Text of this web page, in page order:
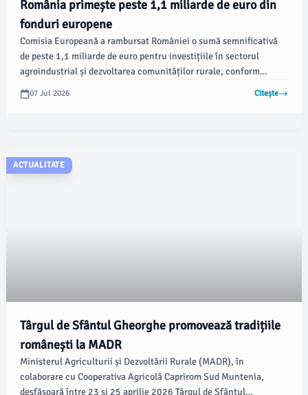
România primește peste 1,1 miliarde de euro din
fonduri europene
Comisia Europeană a rambursat României o sumă semnificativă
de peste 1,1 miliarde de euro pentru investițiile în sectorul
agroindustrial și dezvoltarea comunităților rurale, conform
Agenției pentru Finanțarea Investițiilor Rurale (AFIR). Aceste
fonduri sunt esențiale pentru plățile compensatorii adresate
07 Jul 2026 Citește
ACTUALITATE
Târgul de Sfântul Gheorghe promovează tradițiile
românești la MADR
Ministerul Agriculturii și Dezvoltării Rurale (MADR), în
colaborare cu Cooperativa Agricolă Caprirom Sud Muntenia,
desfășoară între 23 și 25 aprilie 2026 Târgul de Sfântul